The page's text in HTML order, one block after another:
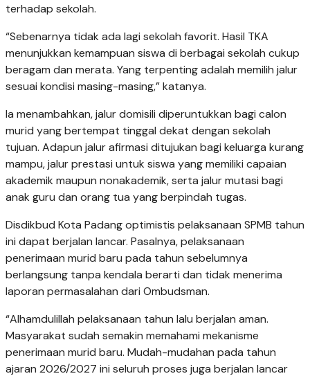
terhadap sekolah.
“Sebenarnya tidak ada lagi sekolah favorit. Hasil TKA
menunjukkan kemampuan siswa di berbagai sekolah cukup
beragam dan merata. Yang terpenting adalah memilih jalur
sesuai kondisi masing-masing,” katanya.
Ia menambahkan, jalur domisili diperuntukkan bagi calon
murid yang bertempat tinggal dekat dengan sekolah
tujuan. Adapun jalur afirmasi ditujukan bagi keluarga kurang
mampu, jalur prestasi untuk siswa yang memiliki capaian
akademik maupun nonakademik, serta jalur mutasi bagi
anak guru dan orang tua yang berpindah tugas.
Disdikbud Kota Padang optimistis pelaksanaan SPMB tahun
ini dapat berjalan lancar. Pasalnya, pelaksanaan
penerimaan murid baru pada tahun sebelumnya
berlangsung tanpa kendala berarti dan tidak menerima
laporan permasalahan dari Ombudsman.
“Alhamdulillah pelaksanaan tahun lalu berjalan aman.
Masyarakat sudah semakin memahami mekanisme
penerimaan murid baru. Mudah-mudahan pada tahun
ajaran 2026/2027 ini seluruh proses juga berjalan lancar